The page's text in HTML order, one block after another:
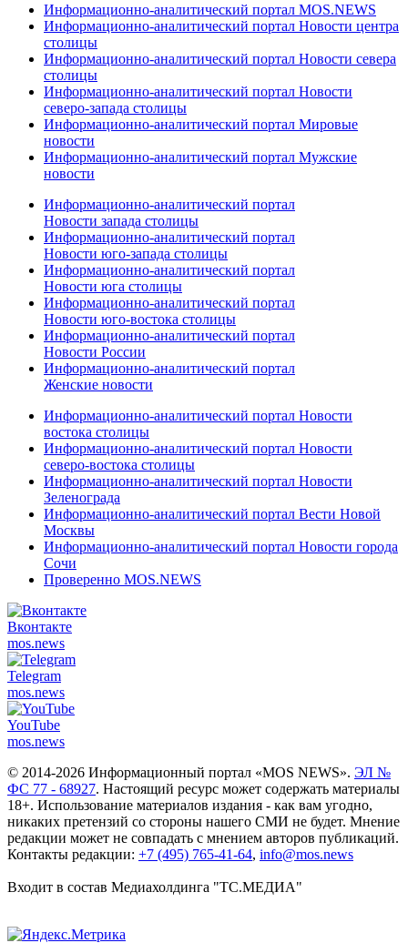
Информационно-аналитический портал MOS.NEWS
Информационно-аналитический портал Новости центра
столицы
Информационно-аналитический портал Новости севера
столицы
Информационно-аналитический портал Новости
северо-запада столицы
Информационно-аналитический портал Мировые
новости
Информационно-аналитический портал Мужские
новости
Информационно-аналитический портал
Новости запада столицы
Информационно-аналитический портал
Новости юго-запада столицы
Информационно-аналитический портал
Новости юга столицы
Информационно-аналитический портал
Новости юго-востока столицы
Информационно-аналитический портал
Новости России
Информационно-аналитический портал
Женские новости
Информационно-аналитический портал Новости
востока столицы
Информационно-аналитический портал Новости
северо-востока столицы
Информационно-аналитический портал Новости
Зеленограда
Информационно-аналитический портал Вести Новой
Москвы
Информационно-аналитический портал Новости города
Сочи
Проверенно MOS.NEWS
Вконтакте
mos.news
Telegram
mos.news
YouTube
mos.news
© 2014-2026 Информационный портал «MOS NEWS». ЭЛ №
ФС 77 - 68927. Настоящий ресурс может содержать материалы
18+. Использование материалов издания - как вам угодно,
никаких претензий со стороны нашего СМИ не будет. Мнение
редакции может не совпадать с мнением авторов публикаций.
Контакты редакции: +7 (495) 765-41-64, info@mos.news
Входит в состав Медиахолдинга "ТС.МЕДИА"